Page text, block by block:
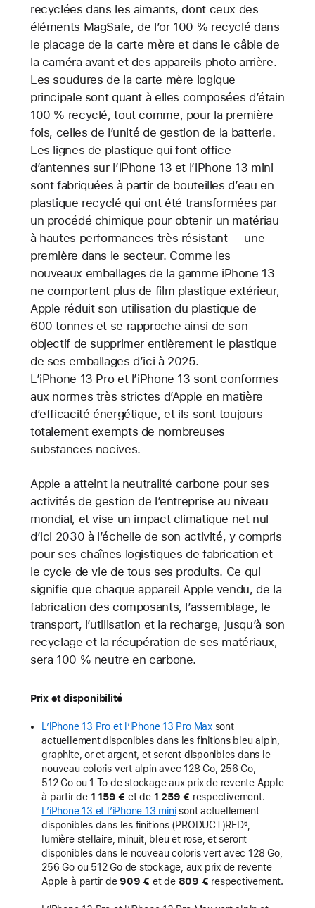
recyclées dans les aimants, dont ceux des
éléments MagSafe, de l’or 100 % recyclé dans
le placage de la carte mère et dans le câble de
la caméra avant et des appareils photo arrière.
Les soudures de la carte mère logique
principale sont quant à elles composées d’étain
100 % recyclé, tout comme, pour la première
fois, celles de l’unité de gestion de la batterie.
Les lignes de plastique qui font office
d’antennes sur l’iPhone 13 et l’iPhone 13 mini
sont fabriquées à partir de bouteilles d’eau en
plastique recyclé qui ont été transformées par
un procédé chimique pour obtenir un matériau
à hautes performances très résistant — une
première dans le secteur. Comme les
nouveaux emballages de la gamme iPhone 13
ne comportent plus de film plastique extérieur,
Apple réduit son utilisation du plastique de
600 tonnes et se rapproche ainsi de son
objectif de supprimer entièrement le plastique
de ses emballages d’ici à 2025.
L’iPhone 13 Pro et l’iPhone 13 sont conformes
aux normes très strictes d’Apple en matière
d’efficacité énergétique, et ils sont toujours
totalement exempts de nombreuses
substances nocives.
Apple a atteint la neutralité carbone pour ses
activités de gestion de l’entreprise au niveau
mondial, et vise un impact climatique net nul
d’ici 2030 à l’échelle de son activité, y compris
pour ses chaînes logistiques de fabrication et
le cycle de vie de tous ses produits. Ce qui
signifie que chaque appareil Apple vendu, de la
fabrication des composants, l’assemblage, le
transport, l’utilisation et la recharge, jusqu’à son
recyclage et la récupération de ses matériaux,
sera 100 % neutre en carbone.
Prix et disponibilité
L’iPhone 13 Pro et l’iPhone 13 Pro Maxsont
actuellement disponibles dans les finitions bleu alpin,
graphite, or et argent, et seront disponibles dans le
nouveau coloris vert alpin avec 128 Go, 256 Go,
512 Go ou 1 To de stockage aux prix de revente Apple
à partir de 1 159 € et de 1 259 € respectivement.
L’iPhone 13 et l’iPhone 13 minisont actuellement
disponibles dans les finitions (PRODUCT)RED6,
lumière stellaire, minuit, bleu et rose, et seront
disponibles dans le nouveau coloris vert avec 128 Go,
256 Go ou 512 Go de stockage, aux prix de revente
Apple à partir de 909 € et de 809 € respectivement.